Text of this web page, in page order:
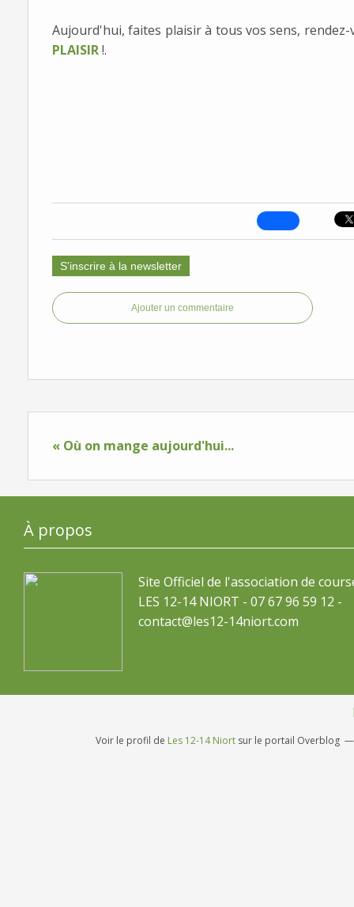
Aujourd'hui, faites plaisir à tous vos sens,
PLAISIR!.
S'inscrire à la newsletter
Ajouter un commentaire
« Où on mange aujourd'hui...
À propos
Site Officiel de l'association de
LES 12-14 NIORT - 07 67 96 59 12 -
contact@les12-14niort.com
Voir le profil de Les 12-14 Niort sur le portail Overblog